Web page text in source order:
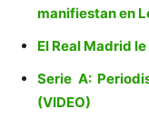
manifiestan en
El Real Madrid
Serie A:
(VIDEO)